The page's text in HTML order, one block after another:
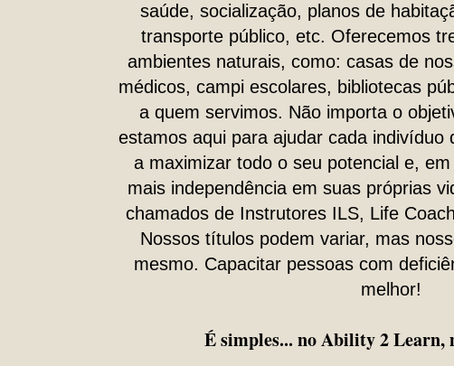
saúde, socialização, planos de
transporte público, etc. Oferecemos
ambientes naturais, como: casas de
médicos, campi escolares, bibliotecas
a quem servimos. Não importa o
estamos aqui para ajudar cada indivíduo
a maximizar todo o seu potencial e,
mais independência em suas próprias
chamados de Instrutores ILS, Life
Nossos títulos podem variar, mas
mesmo. Capacitar pessoas com
melhor!
É simples... no Ability 2 Learn,